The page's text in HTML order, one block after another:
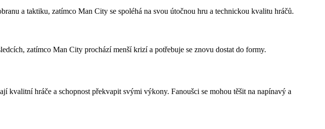
a taktiku, zatímco Man City se spoléhá na svou útočnou hru a technickou kvalitu hráčů.
zatímco Man City prochází menší krizí a potřebuje se znovu dostat do formy.
hráče a schopnost překvapit svými výkony. Fanoušci se mohou těšit na napínavý a